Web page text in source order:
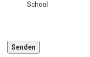
School